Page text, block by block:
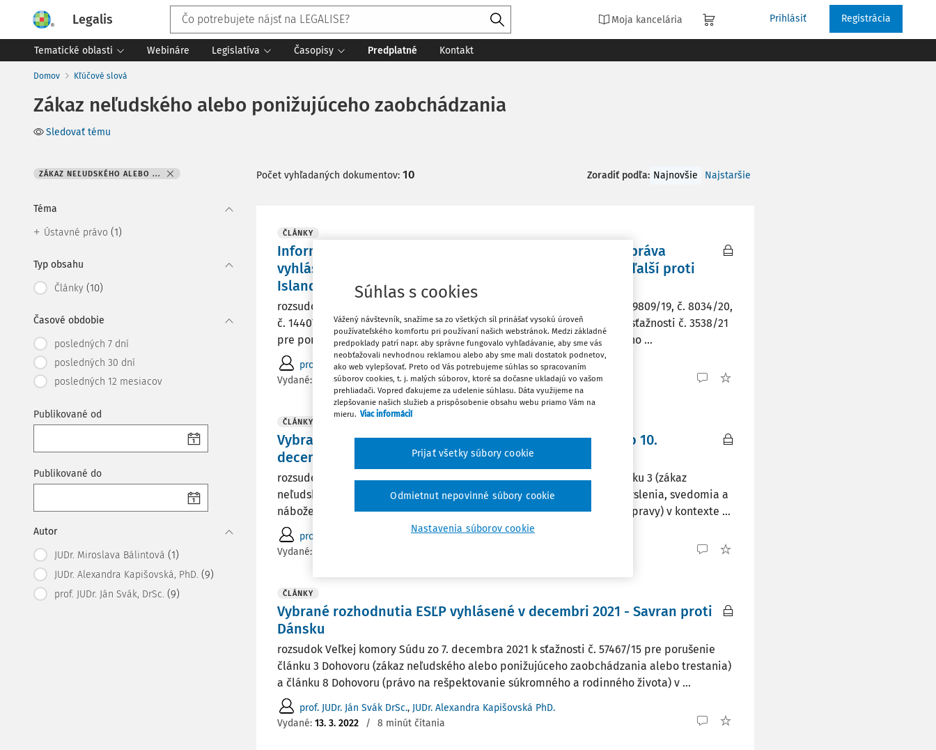
Legalis Moja kancelária Prihlásiť Registrácia
Tematické oblasti Webináre Legislatíva Časopisy Predplatné Kontakt
Domov Kľúčové slová
Zákaz neľudského alebo ponižujúceho zaobchádzania
Sledovať tému
ZÁKAZ NEĽUDSKÉHO ALEBO ...
Téma
Ústavné právo (1)
Typ obsahu
Články (10)
Časové obdobie
posledných 7 dní
posledných 30 dní
posledných 12 mesiacov
Publikované od
Publikované do
Autor
JUDr. Miroslava Bálintová (1)
JUDr. Alexandra Kapišovská, PhD. (9)
prof. JUDr. Ján Svák, DrSc. (9)
Počet vyhľadaných dokumentov: 10 Zoradiť podľa: Najnovšie Najstaršie
ČLÁNKY
Informácia o rozsudkoch Európskeho súdu pre ľudské práva
vyhlásených v období od 8. do 31. januára 2026 - R.E. a ďalší proti
Islandu a Z. proti Islandu
rozsudok R.E. a ďalší proti Islandu z 13. januára 2026 k sťažnostiam č. 59809/19, č. 8034/20,
č. 14407/20 a 17008/20 a rozsudok Z. proti Islandu z 13. januára 2026 k sťažnosti č. 3538/21
pre porušenie článku 3 Dohovoru (zákaz neľudského alebo ponižujúceho ...
prof. JUDr. Ján Svák DrSc. ,JUDr. Alexandra Kapišovská PhD.
Vydané:
9. 4. 2026 / 11 minút čítania
ČLÁNKY
Vybrané rozhodnutia ESĽP vyhlásené od 1. novembra do 10.
decembra 2022 - Loste proti Francúzsku
rozsudok z 3. novembra 2022 k sťažnosti č. 59227/12 pre porušenie článku 3 (zákaz
neľudského alebo ponižujúceho zaobchádzania), článku 9 (sloboda myslenia, svedomia a
náboženstva) a článku 13 Dohovoru (právo na efektívny prostriedok nápravy) v kontexte ...
prof. JUDr. Ján Svák DrSc. ,JUDr. Alexandra Kapišovská PhD.
Vydané:
ČLÁNKY
Vybrané rozhodnutia ESĽP vyhlásené v decembri 2021 - Savran proti
Dánsku
rozsudok Veľkej komory Súdu zo 7. decembra 2021 k sťažnosti č. 57467/15 pre porušenie
článku 3 Dohovoru (zákaz neľudského alebo ponižujúceho zaobchádzania alebo trestania)
a článku 8 Dohovoru (právo na rešpektovanie súkromného a rodinného života) v ...
prof. JUDr. Ján Svák DrSc., JUDr. Alexandra Kapišovská PhD.
Vydané: 13. 3. 2022 / 8 minút čítania
Súhlas s cookies
Vážený návštevník, snažíme sa zo všetkých síl prinášať vysokú úroveň
používateľského komfortu pri používaní našich webstránok. Medzi základné
predpoklady patrí napr. aby správne fungovalo vyhľadávanie, aby sme vás
neobťažovali nevhodnou reklamou alebo aby sme mali dostatok podnetov,
ako web vylepšovať. Preto od Vás potrebujeme súhlas so spracovaním
súborov cookies, t. j. malých súborov, ktoré sa dočasne ukladajú vo vašom
prehliadači. Vopred ďakujeme za udelenie súhlasu. Dáta využijeme na
zlepšovanie našich služieb a prispôsobenie obsahu webu priamo Vám na
mieru. Viac informácií
Nastavenia súborov cookie
Odmietnut nepovinné súbory cookie
Prijať všetky súbory cookie